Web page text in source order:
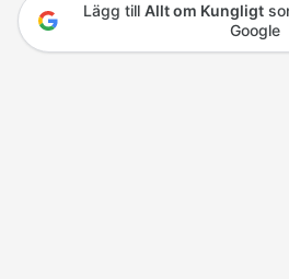
Lägg till Allt om Kungligt
Google